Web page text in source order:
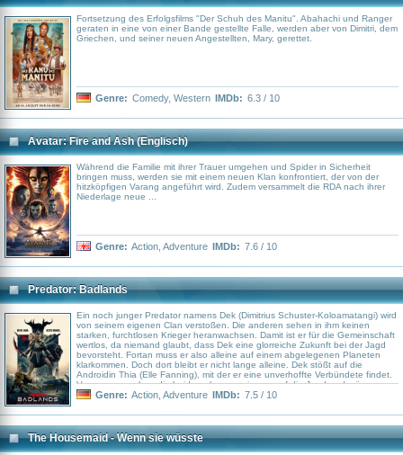
Fortsetzung des Erfolgsfilms "Der Schuh des Manitu". Abahachi und Ranger
geraten in eine von einer Bande gestellte Falle, werden aber von Dimitri, dem
Griechen, und seiner neuen Angestellten, Mary, gerettet.
Genre: Comedy, Western IMDb: 6.3 / 10
Avatar: Fire and Ash (Englisch)
Während die Familie mit ihrer Trauer umgehen und Spider in Sicherheit
bringen muss, werden sie mit einem neuen Klan konfrontiert, der von der
hitzköpfigen Varang angeführt wird. Zudem versammelt die RDA nach ihrer
Niederlage neue ...
Genre: Action Adventure IMDb: 7.6 / 10
Predator: Badlands
Ein noch junger Predator namens Dek (Dimitrius Schuster-Koloamatangi) wird
von seinem eigenen Clan verstoßen. Die anderen sehen in ihm keinen
starken, furchtlosen Krieger heranwachsen. Damit ist er für die Gemeinschaft
wertlos, da niemand glaubt, dass Dek eine glorreiche Zukunft bei der Jagd
bevorsteht. Fortan muss er also alleine auf einem abgelegenen Planeten
klarkommen. Doch dort bleibt er nicht lange alleine. Dek stößt auf die
Androidin Thia (Elle Fanning), mit der er eine unverhoffte Verbündete findet.
Von nun an gehen die beiden also gemeinsam auf die Jagd und müssen
sich schließlich auch einer scheinbar übermächtigen Bedrohung stellen...
Genre: Action Adventure IMDb: 7.5 / 10
The Housemaid - Wenn sie wüsste